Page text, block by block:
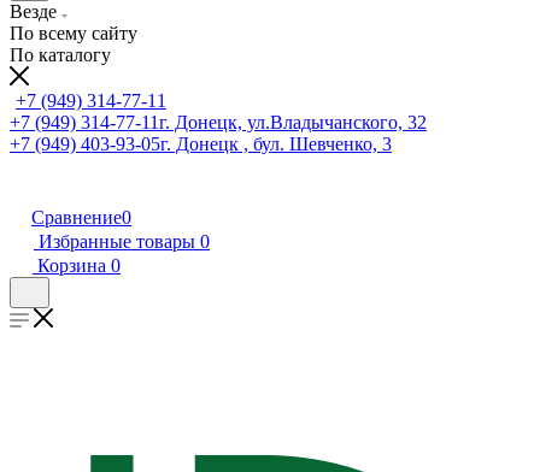
Везде
По всему сайту
По каталогу
+7 (949) 314-77-11
+7 (949) 314-77-11г. Донецк, ул.Владычанского, 32
+7 (949) 403-93-05г. Донецк , бул. Шевченко, 3
Сравнение0
Избранные товары 0
Корзина 0